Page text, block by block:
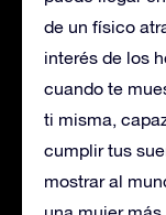
de un físico
interés de los
cuando te
ti misma,
cumplir tus
mostrar al